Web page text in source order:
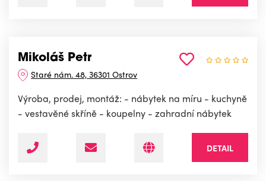
Mikoláš Petr
Staré nám. 48, 36301 Ostrov
Výroba, prodej, montáž: - nábytek na míru - kuchyně
- vestavěné skříně - koupelny - zahradní nábytek
DETAIL